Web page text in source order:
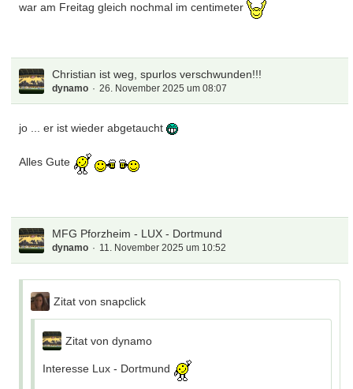
war am Freitag gleich nochmal im centimeter
Christian ist weg, spurlos verschwunden!!!
dynamo 26. November 2025 um 08:07
jo ... er ist wieder abgetaucht
Alles Gute
MFG Pforzheim - LUX - Dortmund
dynamo 11. November 2025 um 10:52
Zitat von snapclick
Zitat von dynamo
Interesse Lux - Dortmund